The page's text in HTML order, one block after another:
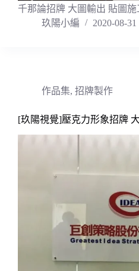
千那論招牌 大圖輸出 貼圖
玖陽小編
2020-08-31
作品集, 招牌製作
[玖陽視覺]壓克力形象招牌